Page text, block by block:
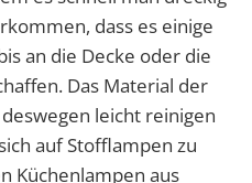
dass es einige
an die Decke oder die
Das Material der
leicht reinigen
auf Stofflampen zu
Küchenlampen aus